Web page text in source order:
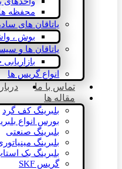
محفظه
یاتاقان های
بوش ،
یاتاقان ها و
انواع گریس ها
تماس با ما
مقاله ها
بلبرینگ کف گرد
بورس انواع
بلبرینگ صنعتی
بلبرینگ
بلبرینگ بک
گریس SKF